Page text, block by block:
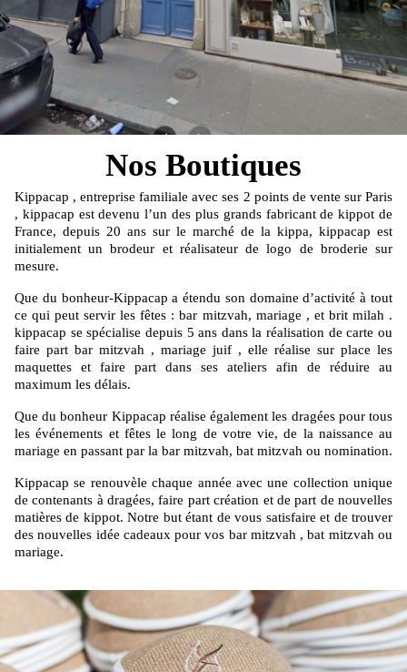
Nos Boutiques
Kippacap , entreprise familiale avec ses 2 points de vente sur Paris
, kippacap est devenu l’un des plus grands fabricant de kippot de
France, depuis 20 ans sur le marché de la kippa, kippacap est
initialement un brodeur et réalisateur de logo de broderie sur
mesure.
Que du bonheur-Kippacap a étendu son domaine d’activité à tout
ce qui peut servir les fêtes : bar mitzvah, mariage , et brit milah .
kippacap se spécialise depuis 5 ans dans la réalisation de carte ou
faire part bar mitzvah , mariage juif , elle réalise sur place les
maquettes et faire part dans ses ateliers afin de réduire au
maximum les délais.
Que du bonheur Kippacap réalise également les dragées pour tous
les événements et fêtes le long de votre vie, de la naissance au
mariage en passant par la bar mitzvah, bat mitzvah ou nomination.
Kippacap se renouvèle chaque année avec une collection unique
de contenants à dragées, faire part création et de part de nouvelles
matières de kippot. Notre but étant de vous satisfaire et de trouver
des nouvelles idée cadeaux pour vos bar mitzvah , bat mitzvah ou
mariage.